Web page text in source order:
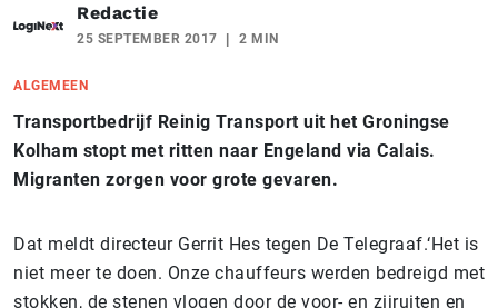
Redactie
25 SEPTEMBER 2017 2 MIN
ALGEMEEN
Transportbedrijf Reinig Transport uit het Groningse
Kolham stopt met ritten naar Engeland via Calais.
Migranten zorgen voor grote gevaren.
Dat meldt directeur Gerrit Hes tegen De Telegraaf.‘Het is
niet meer te doen. Onze chauffeurs werden bedreigd met
stokken, de stenen vlogen door de voor- en zijruiten en